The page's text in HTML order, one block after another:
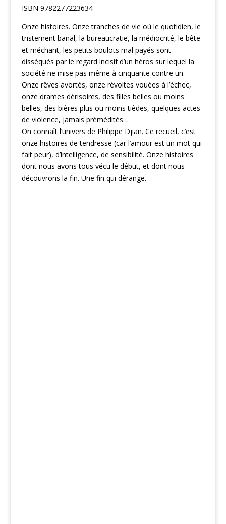
ISBN 9782277223634
Onze histoires. Onze tranches de vie où le quotidien, le
tristement banal, la bureaucratie, la médiocrité, le bête
et méchant, les petits boulots mal payés sont
disséqués par le regard incisif d’un héros sur lequel la
société ne mise pas même à cinquante contre un.
Onze rêves avortés, onze révoltes vouées à l’échec,
onze drames dérisoires, des filles belles ou moins
belles, des bières plus ou moins tièdes, quelques actes
de violence, jamais prémédités…
On connaît l’univers de Philippe Djian. Ce recueil, c’est
onze histoires de tendresse (car l’amour est un mot qui
fait peur), d’intelligence, de sensibilité. Onze histoires
dont nous avons tous vécu le début, et dont nous
découvrons la fin. Une fin qui dérange.